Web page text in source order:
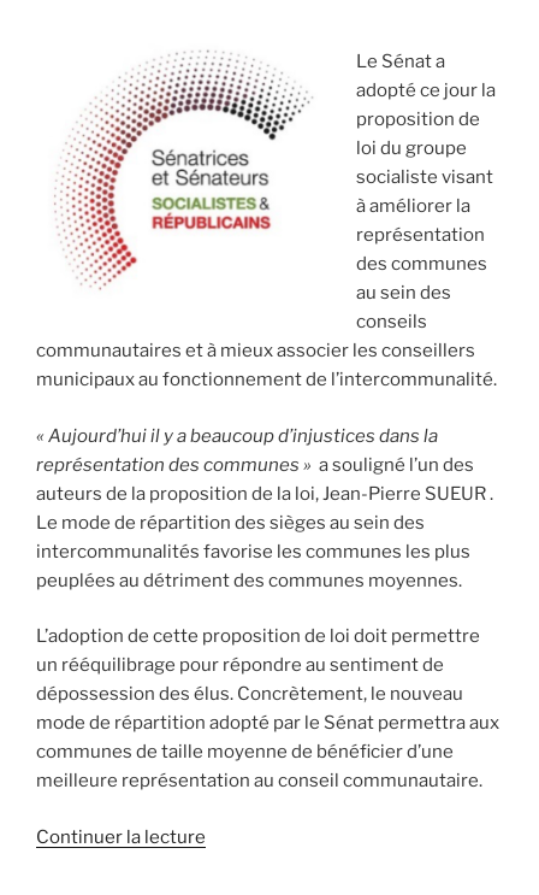
passe
mal »
Le Sénat a
adopté ce jour la
proposition de
loi du groupe
socialiste visant
à améliorer la
représentation
des communes
au sein des
conseils
communautaires et à mieux associer les conseillers
municipaux au fonctionnement de l’intercommunalité.
« Aujourd’hui il y a beaucoup d’injustices dans la
représentation des communes » a souligné l’un des
auteurs de la proposition de la loi, Jean-Pierre SUEUR .
Le mode de répartition des sièges au sein des
intercommunalités favorise les communes les plus
peuplées au détriment des communes moyennes.
L’adoption de cette proposition de loi doit permettre
un rééquilibrage pour répondre au sentiment de
dépossession des élus. Concrètement, le nouveau
mode de répartition adopté par le Sénat permettra aux
communes de taille moyenne de bénéficier d’une
meilleure représentation au conseil communautaire.
Continuer la lecture